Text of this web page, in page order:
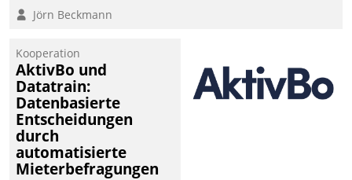
Jörn Beckmann
Kooperation
AktivBo und
Datatrain:
Datenbasierte
Entscheidungen
durch
automatisierte
Mieterbefragungen